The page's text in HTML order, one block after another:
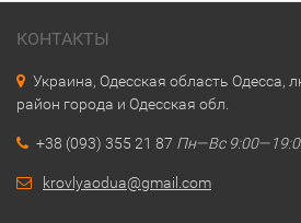
КОНТАКТЫ
Украина, Одесская область Одесса,
район города и Одесская обл.
+38 (093) 355 21 87 Пн—Вс
krovlyaodua@gmail.com